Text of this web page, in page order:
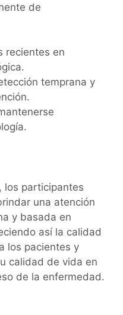
de
recientes en
temprana y
los participantes
una atención
y basada en
así la calidad
los pacientes y
calidad de vida en
de la enfermedad.